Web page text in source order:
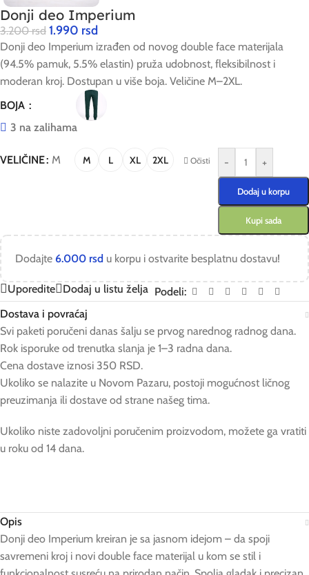
Donji deo Imperium
3.200rsd 1.990 rsd
Donji deo Imperium izrađen od novog double face materijala
(94.5% pamuk, 5.5% elastin) pruža udobnost, fleksibilnost i
moderan kroj. Dostupan u više boja. Veličine M–2XL.
BOJA
3 na zalihama
VELIČINE M M L XL 2XL Očisti - +
Dodaj u korpu
Kupi sada
Dodajte 6.000 rsd u korpu i ostvarite besplatnu dostavu!
Uporedite Dodaj u listu želja Podeli:
Dostava i povraćaj
Svi paketi poručeni danas šalju se prvog narednog radnog dana.
Rok isporuke od trenutka slanja je 1–3 radna dana.
Cena dostave iznosi 350 RSD.
Ukoliko se nalazite u Novom Pazaru, postoji mogućnost ličnog
preuzimanja ili dostave od strane našeg tima.
Ukoliko niste zadovoljni poručenim proizvodom, možete ga vratiti
u roku od 14 dana.
Opis
Donji deo Imperium kreiran je sa jasnom idejom – da spoji
savremeni kroj i novi double face materijal u kom se stil i